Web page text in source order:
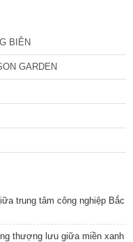
BIÊN
GARDEN
trung tâm công nghiệp Bắc
thượng lưu giữa miền xanh